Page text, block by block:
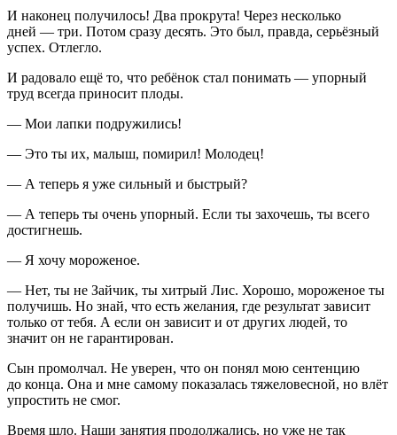
И наконец получилось! Два прокрута! Через несколько
дней — три. Потом сразу десять. Это был, правда, серьёзный
успех. Отлегло.
И радовало ещё то, что ребёнок стал понимать — упорный
труд всегда приносит плоды.
— Мои лапки подружились!
— Это ты их, малыш, помирил! Молодец!
— А теперь я уже сильный и быстрый?
— А теперь ты очень упорный. Если ты захочешь, ты всего
достигнешь.
— Я хочу мороженое.
— Нет, ты не Зайчик, ты хитрый Лис. Хорошо, мороженое ты
получишь. Но знай, что есть желания, где результат зависит
только от тебя. А если он зависит и от других людей, то
значит он не гарантирован.
Сын промолчал. Не уверен, что он понял мою сентенцию
до конца. Она и мне самому показалась тяжеловесной, но влёт
упростить не смог.
Время шло. Наши занятия продолжались, но уже не так